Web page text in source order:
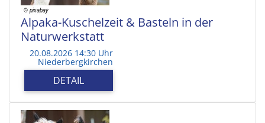
Alpaka-Kuschelzeit & Basteln in der
Naturwerkstatt
20.08.2026 14:30 Uhr
Niederbergkirchen
DETAIL